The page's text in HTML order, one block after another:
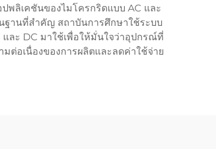
พลิเคชันของไมโครกริดแบบ AC และ
ฐานที่สำคัญ สถาบันการศึกษาใช้ระบบ
ละ DC มาใช้เพื่อให้มั่นใจว่าอุปกรณ์ที่
ต่อเนื่องของการผลิตและลดค่าใช้จ่าย